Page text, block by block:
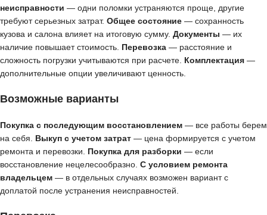
неисправности — одни поломки устраняются проще, другие
требуют серьезных затрат. Общее состояние — сохранность
кузова и салона влияет на итоговую сумму. Документы — их
наличие повышает стоимость. Перевозка — расстояние и
сложность погрузки учитываются при расчете. Комплектация —
дополнительные опции увеличивают ценность.
Возможные варианты
Покупка с последующим восстановлением — все работы берем
на себя. Выкуп с учетом затрат — цена формируется с учетом
ремонта и перевозки. Покупка для разборки — если
восстановление нецелесообразно. С условием ремонта
владельцем — в отдельных случаях возможен вариант с
доплатой после устранения неисправностей.